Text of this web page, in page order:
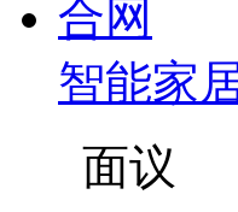
智能家
面议